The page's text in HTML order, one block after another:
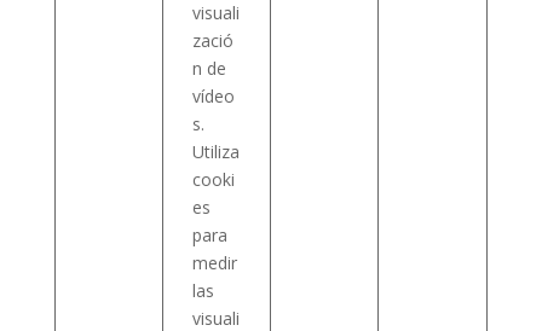
visuali
zació
n de
vídeo
s.
Utiliza
cooki
es
para
medir
las
visuali